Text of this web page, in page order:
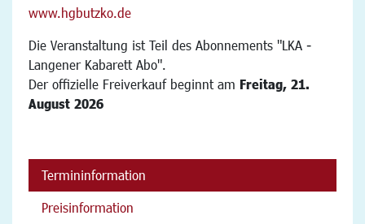
www.hgbutzko.de
Die Veranstaltung ist Teil des Abonnements "LKA -
Langener Kabarett Abo".
Der offizielle Freiverkauf beginnt am Freitag, 21.
August 2026
Termininformation
Preisinformation